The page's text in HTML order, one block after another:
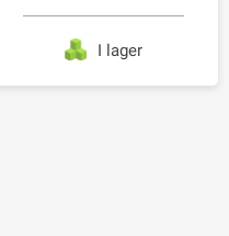
I lager